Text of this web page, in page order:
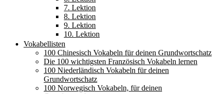
7. Lektion
8. Lektion
9. Lektion
10. Lektion
Vokabellisten
100 Chinesisch Vokabeln für deinen Grundwortschatz
Die 100 wichtigsten Französisch Vokabeln lernen
100 Niederländisch Vokabeln für deinen
Grundwortschatz
100 Norwegisch Vokabeln, für deinen